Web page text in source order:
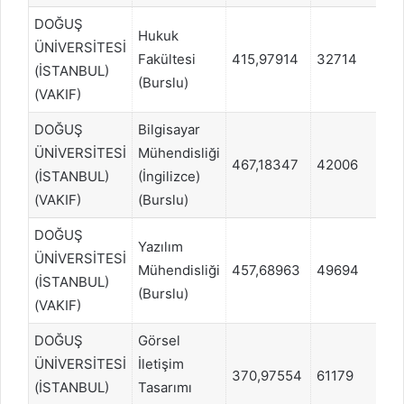
DOĞUŞ
ÜNİVERSİTESİ
(İSTANBUL)
(VAKIF)
Hukuk
Fakültesi
(Burslu)
415,97914 32714
DOĞUŞ
ÜNİVERSİTESİ
(İSTANBUL)
(VAKIF)
Bilgisayar
Mühendisliği
(İngilizce)
(Burslu)
467,18347 42006
DOĞUŞ
ÜNİVERSİTESİ
(İSTANBUL)
(VAKIF)
Yazılım
Mühendisliği
(Burslu)
457,68963 49694
DOĞUŞ
ÜNİVERSİTESİ
(İSTANBUL)
Görsel
İletişim
Tasarımı
370,97554 61179